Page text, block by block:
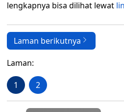
lengkapnya bisa dilihat lewat
Laman berikutnya
Laman:
1 2